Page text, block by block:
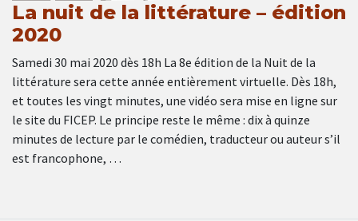
La nuit de la littérature – édition
2020
Samedi 30 mai 2020 dès 18h La 8e édition de la Nuit de la
littérature sera cette année entièrement virtuelle. Dès 18h,
et toutes les vingt minutes, une vidéo sera mise en ligne sur
le site du FICEP. Le principe reste le même : dix à quinze
minutes de lecture par le comédien, traducteur ou auteur s’il
est francophone, …